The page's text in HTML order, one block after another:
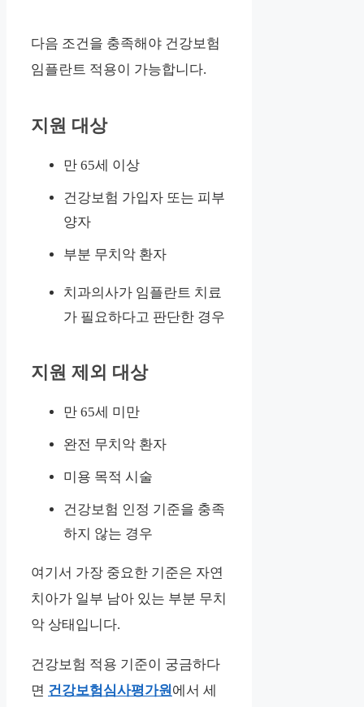
다음 조건을 충족해야 건강보험
임플란트 적용이 가능합니다.
지원 대상
만 65세 이상
건강보험 가입자 또는 피부
양자
부분 무치악 환자
치과의사가 임플란트 치료
가 필요하다고 판단한 경우
지원 제외 대상
만 65세 미만
완전 무치악 환자
미용 목적 시술
건강보험 인정 기준을 충족
하지 않는 경우
여기서 가장 중요한 기준은 자연
치아가 일부 남아 있는 부분 무치
악 상태입니다.
건강보험 적용 기준이 궁금하다
면 건강보험심사평가원에서 세